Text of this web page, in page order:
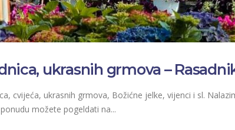
ukrasnih grmova –
cvijeća, ukrasnih grmova, Božićne jelke, vijenci i sl.
možete pogeldati na...